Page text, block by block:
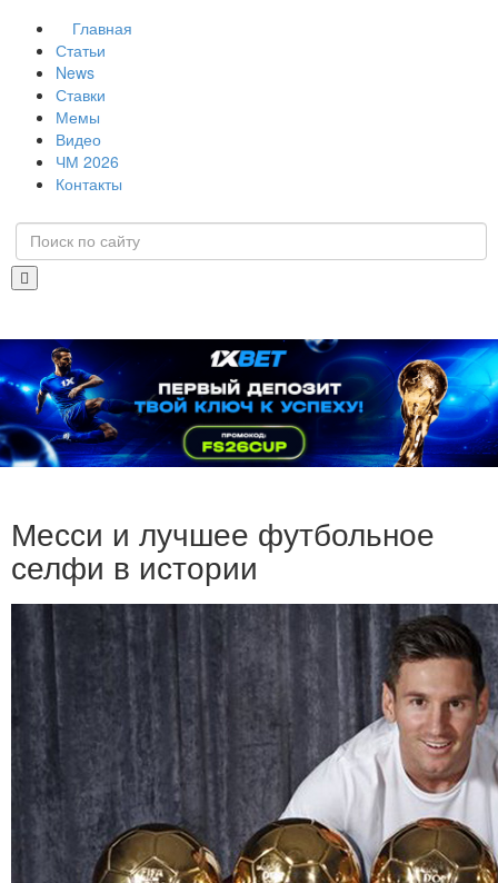
Главная
Статьи
News
Ставки
Мемы
Видео
ЧМ 2026
Контакты
Месси и лучшее футбольное
селфи в истории